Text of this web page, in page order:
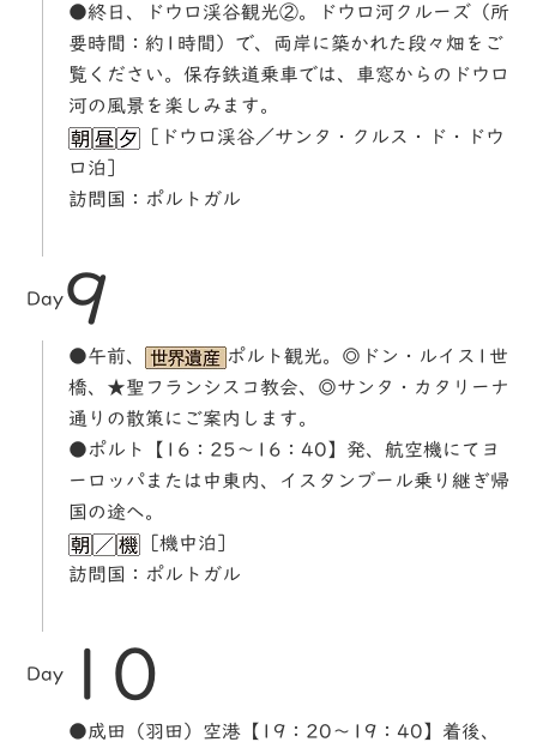
●終日、ドウロ渓谷観光②。ドウロ河クルーズ（所
要時間：約1時間）で、両岸に築かれた段々畑をご
覧ください。保存鉄道乗車では、車窓からのドウロ
河の風景を楽しみます。
［ドウロ渓谷／サンタ・クルス・ド・ドウ
ロ泊］
訪問国：ポルトガル
Day9
●午前、
ポルト観光。◎ドン・ルイス1世
橋、★聖フランシスコ教会、◎サンタ・カタリーナ
通りの散策にご案内します。
●ポルト【16：25～16：40】発、航空機にてヨ
ーロッパまたは中東内、イスタンブール乗り継ぎ帰
国の途へ。
［機中泊］
訪問国：ポルトガル
Day 10
●成田（羽田）空港【19：20～19：40】着後、